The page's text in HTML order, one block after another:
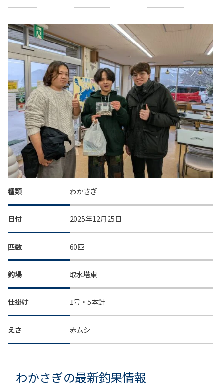
種類 わかさぎ
日付 2025年12月25日
匹数 60匹
釣場 取水塔東
仕掛け 1号・5本針
えさ 赤ムシ
わかさぎの最新釣果情報